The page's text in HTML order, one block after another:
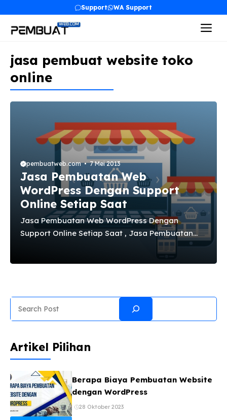
Support WA Support
jasa pembuat website toko
online
pembuatweb.com 7 Mei 2013
Jasa Pembuatan Web
WordPress Dengan Support
Online Setiap Saat
Jasa Pembuatan Web WordPress Dengan
Support Online Setiap Saat , Jasa Pembuatan
Web WordPress, Kerena WordPress adalah salah
Apa itu CMS? CMS adalah semacam software
berbasis web yang bias dimanfaatkan sebagai
situs web secara instan, artinya tidak perlu lagi
situs. kita dapat mengatur konten dengan
mudah dan cepat, mulai dari memposting
artikel, mengeditnya, menghapusnya dan lain-
lain. Kesemuanya ...
Artikel Pilihan
Berapa Biaya Pembuatan Website
dengan WordPress
28 Oktober 2023